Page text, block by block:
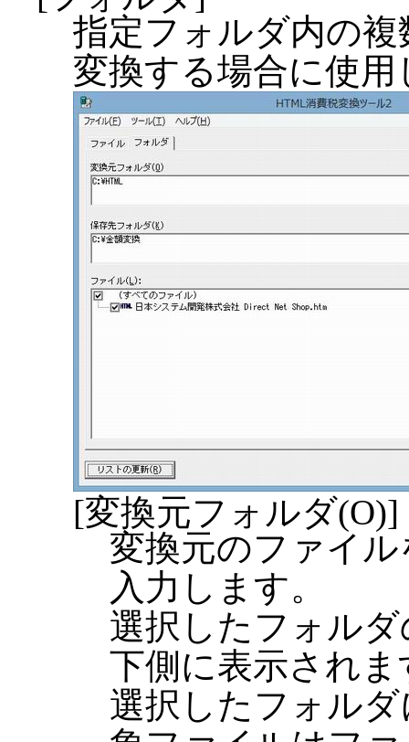
指定フォルダ内の
変換する場合に使用
[変換元フォルダ(O)]
変換元のファイ
入力します。
選択したフォル
下側に表示されま
選択したフォル